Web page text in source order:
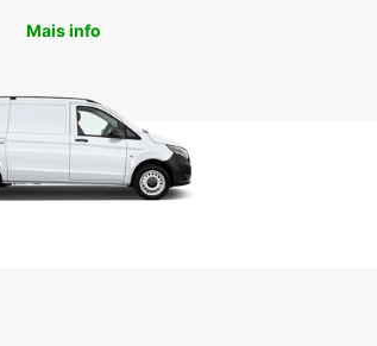
Mais info